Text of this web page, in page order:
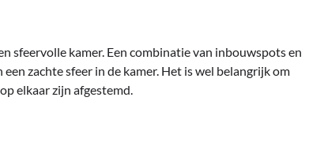
sfeervolle kamer. Een combinatie van inbouwspots en
zachte sfeer in de kamer. Het is wel belangrijk om
elkaar zijn afgestemd.